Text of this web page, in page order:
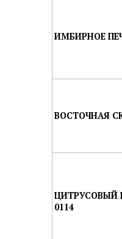
ИМБИРНОЕ
ВОСТОЧНАЯ
ЦИТРУСОВЫЙ
0114